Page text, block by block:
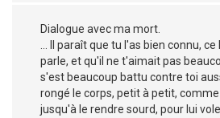
Dialogue avec ma mort.
… Il paraît que tu l'as bien connu,
parle, et qu'il ne t'aimait pas
s'est beaucoup battu contre toi
rongé le corps, petit à petit,
jusqu'à le rendre sourd, pour lui